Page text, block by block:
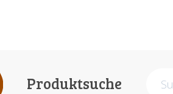
Produktsuche